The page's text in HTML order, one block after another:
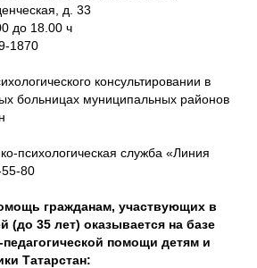
д. 33
до 18.00 ч
1870
консультировании в
больницах муниципальных районов
психологическая служба «Линия
80
гражданам, участвующих в
(до 35 лет) оказывается на базе
помощи детям и
Татарстан: